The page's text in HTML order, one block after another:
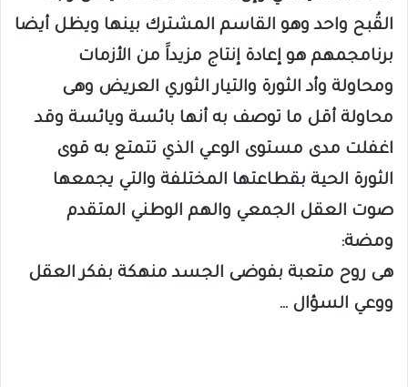
القُبح واحد وهو القاسم المشترك بينها ويظل أيضا
برنامجمهم هو إعادة إنتاج مزيداََ من الأزمات
ومحاولة وأد الثورة والتيار الثوري العريض وهى
محاولة أقل ما توصف به أنها بائسة ويائسة وقد
اغفلت مدى مستوى الوعي الذي تتمتع به قوى
الثورة الحية بقطاعتها المختلفة والتي يجمعها
صوت العقل الجمعي والهم الوطني المتقدم
ومضة:
هى روح متعبة بفوضى الجسد منهكة بفكر العقل
ووعي السؤال …